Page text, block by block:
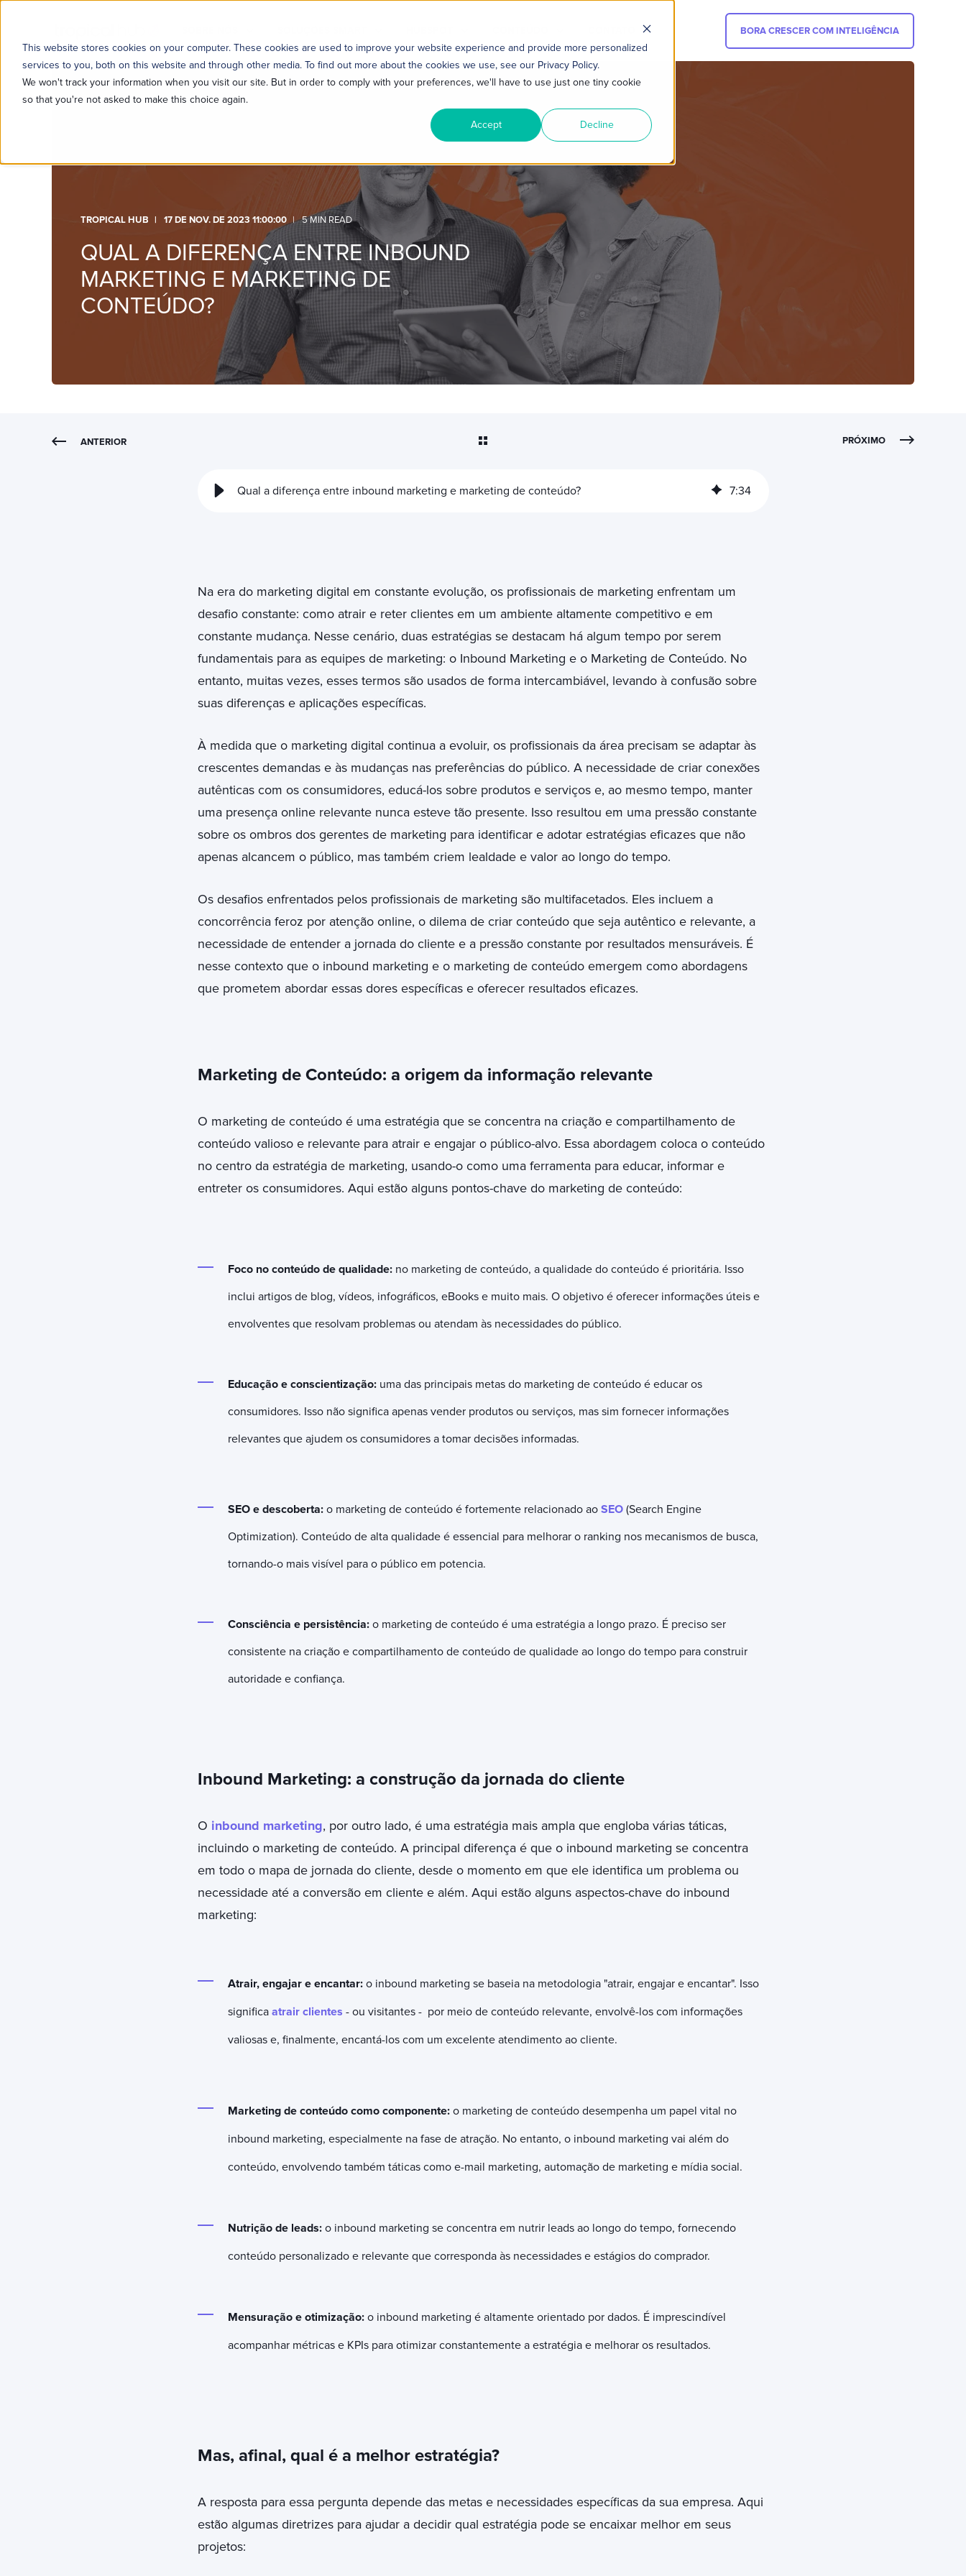
This website stores cookies on your computer. These cookies are used to improve your website experience and provide more personalized
services to you, both on this website and through other media. To find out more about the cookies we use, see our Privacy Policy.
We won't track your information when you visit our site. But in order to comply with your preferences, we'll have to use just one tiny cookie
so that you're not asked to make this choice again.
Accept Decline
BORA CRESCER COM INTELIGÊNCIA
TROPICAL HUB 17 DE NOV. DE 2023 11:00:00 5 MIN READ
QUAL A DIFERENÇA ENTRE INBOUND
MARKETING E MARKETING DE
CONTEÚDO?
ANTERIOR PRÓXIMO
Qual a diferença entre inbound marketing e marketing de conteúdo? 7:34
Na era do marketing digital em constante evolução, os profissionais de marketing enfrentam um
desafio constante: como atrair e reter clientes em um ambiente altamente competitivo e em
constante mudança. Nesse cenário, duas estratégias se destacam há algum tempo por serem
fundamentais para as equipes de marketing: o Inbound Marketing e o Marketing de Conteúdo. No
entanto, muitas vezes, esses termos são usados de forma intercambiável, levando à confusão sobre
suas diferenças e aplicações específicas.
À medida que o marketing digital continua a evoluir, os profissionais da área precisam se adaptar às
crescentes demandas e às mudanças nas preferências do público. A necessidade de criar conexões
autênticas com os consumidores, educá-los sobre produtos e serviços e, ao mesmo tempo, manter
uma presença online relevante nunca esteve tão presente. Isso resultou em uma pressão constante
sobre os ombros dos gerentes de marketing para identificar e adotar estratégias eficazes que não
apenas alcancem o público, mas também criem lealdade e valor ao longo do tempo.
Os desafios enfrentados pelos profissionais de marketing são multifacetados. Eles incluem a
concorrência feroz por atenção online, o dilema de criar conteúdo que seja autêntico e relevante, a
necessidade de entender a jornada do cliente e a pressão constante por resultados mensuráveis. É
nesse contexto que o inbound marketing e o marketing de conteúdo emergem como abordagens
que prometem abordar essas dores específicas e oferecer resultados eficazes.
Marketing de Conteúdo: a origem da informação relevante
O marketing de conteúdo é uma estratégia que se concentra na criação e compartilhamento de
conteúdo valioso e relevante para atrair e engajar o público-alvo. Essa abordagem coloca o conteúdo
no centro da estratégia de marketing, usando-o como uma ferramenta para educar, informar e
entreter os consumidores. Aqui estão alguns pontos-chave do marketing de conteúdo:
Foco no conteúdo de qualidade: no marketing de conteúdo, a qualidade do conteúdo é prioritária. Isso
inclui artigos de blog, vídeos, infográficos, eBooks e muito mais. O objetivo é oferecer informações úteis e
envolventes que resolvam problemas ou atendam às necessidades do público.
Educação e conscientização: uma das principais metas do marketing de conteúdo é educar os
consumidores. Isso não significa apenas vender produtos ou serviços, mas sim fornecer informações
relevantes que ajudem os consumidores a tomar decisões informadas.
SEO e descoberta: o marketing de conteúdo é fortemente relacionado ao SEO(Search Engine
Optimization). Conteúdo de alta qualidade é essencial para melhorar o ranking nos mecanismos de busca,
tornando-o mais visível para o público em potencia.
Consciência e persistência: o marketing de conteúdo é uma estratégia a longo prazo. É preciso ser
consistente na criação e compartilhamento de conteúdo de qualidade ao longo do tempo para construir
autoridade e confiança.
Inbound Marketing: a construção da jornada do cliente
O inbound marketing, por outro lado, é uma estratégia mais ampla que engloba várias táticas,
incluindo o marketing de conteúdo. A principal diferença é que o inbound marketing se concentra
em todo o mapa de jornada do cliente, desde o momento em que ele identifica um problema ou
necessidade até a conversão em cliente e além. Aqui estão alguns aspectos-chave do inbound
marketing:
Atrair, engajar e encantar:o inbound marketing se baseia na metodologia "atrair, engajar e encantar". Isso
significa atrair clientes - ou visitantes - por meio de conteúdo relevante, envolvê-los com informações
valiosas e, finalmente, encantá-los com um excelente atendimento ao cliente.
Marketing de conteúdo como componente:o marketing de conteúdo desempenha um papel vital no
inbound marketing, especialmente na fase de atração. No entanto, o inbound marketing vai além do
conteúdo, envolvendo também táticas como e-mail marketing, automação de marketing e mídia social.
Nutrição de leads: o inbound marketing se concentra em nutrir leads ao longo do tempo, fornecendo
conteúdo personalizado e relevante que corresponda às necessidades e estágios do comprador.
Mensuração e otimização: o inbound marketing é altamente orientado por dados. É imprescindível
acompanhar métricas e KPIs para otimizar constantemente a estratégia e melhorar os resultados.
Mas, afinal, qual é a melhor estratégia?
A resposta para essa pergunta depende das metas e necessidades específicas da sua empresa. Aqui
estão algumas diretrizes para ajudar a decidir qual estratégia pode se encaixar melhor em seus
projetos: